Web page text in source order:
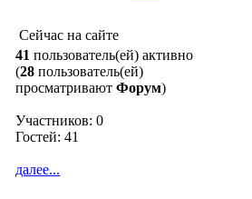
Сейчас на сайте
41 пользователь(ей) активно
(28 пользователь(ей)
просматривают Форум)
Участников: 0
Гостей: 41
далее...